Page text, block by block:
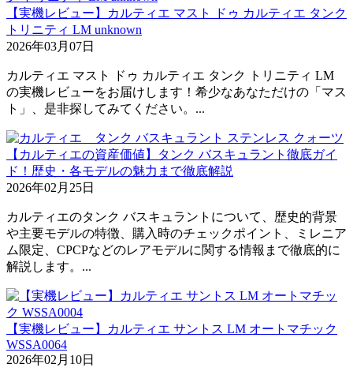
【実機レビュー】カルティエ マスト ドゥ カルティエ タンク
トリニティ LM unknown
2026年03月07日
カルティエ マスト ドゥ カルティエ タンク トリニティ LM
の実機レビューをお届けします！希少なあなただけの「マス
ト」、是非探してみてください。...
【カルティエの資産価値】タンク バスキュラント徹底ガイ
ド！歴史・各モデルの魅力まで徹底解説
2026年02月25日
カルティエのタンク バスキュラントについて、歴史的背景
や主要モデルの特徴、購入時のチェックポイント、ミレニア
ム限定、CPCPなどのレアモデルに関する情報まで徹底的に
解説します。...
【実機レビュー】カルティエ サントス LM オートマチック
WSSA0064
2026年02月10日